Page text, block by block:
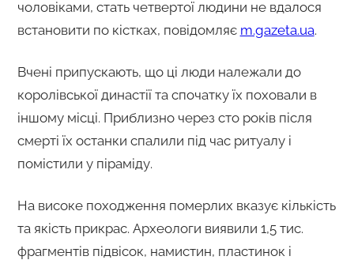
чоловіками, стать четвертої людини не вдалося
встановити по кістках, повідомляє m.gazeta.ua.
Вчені припускають, що ці люди належали до
королівської династії та спочатку їх поховали в
іншому місці. Приблизно через сто років після
смерті їх останки спалили під час ритуалу і
помістили у піраміду.
На високе походження померлих вказує кількість
та якість прикрас. Археологи виявили 1,5 тис.
фрагментів підвісок, намистин, пластинок і